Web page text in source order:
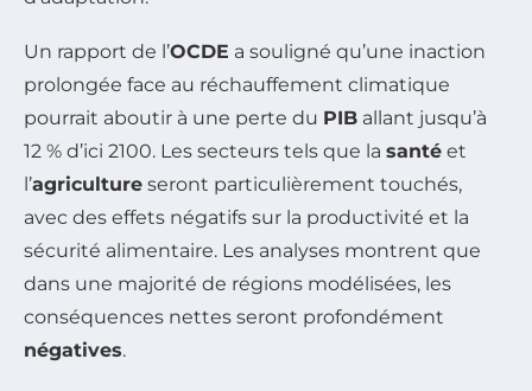
Un rapport de l’OCDE a souligné qu’une inaction
prolongée face au réchauffement climatique
pourrait aboutir à une perte du PIB allant jusqu’à
12 % d’ici 2100. Les secteurs tels que la santé et
l’agriculture seront particulièrement touchés,
avec des effets négatifs sur la productivité et la
sécurité alimentaire. Les analyses montrent que
dans une majorité de régions modélisées, les
conséquences nettes seront profondément
négatives.